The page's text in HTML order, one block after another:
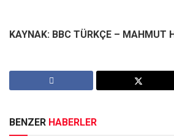
KAYNAK: BBC TÜRKÇE – MAHMUT
BENZER HABERLER